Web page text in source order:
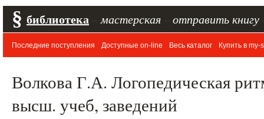
§ библиотека мастерская отправить книгу
Последние поступления Доступные on-line Весь каталог Купить в my-
Волкова Г.А. Логопедическая
высш. учеб, заведений